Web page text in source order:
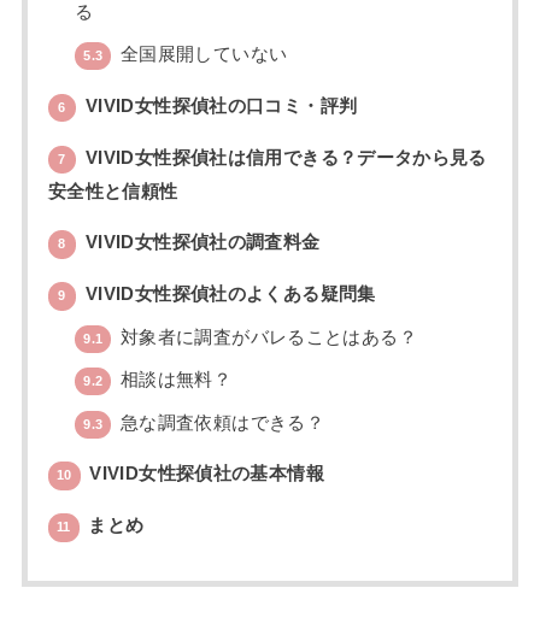
る
5.3 全国展開していない
6 VIVID女性探偵社の口コミ・評判
7
VIVID女性探偵社は信用できる？データから見る
安全性と信頼性
8 VIVID女性探偵社の調査料金
9 VIVID女性探偵社のよくある疑問集
9.1 対象者に調査がバレることはある？
9.2 相談は無料？
9.3 急な調査依頼はできる？
10 VIVID女性探偵社の基本情報
11 まとめ